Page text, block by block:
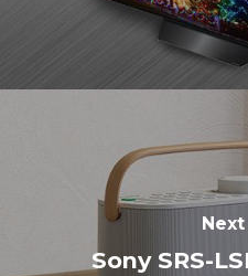
Sony SRS-